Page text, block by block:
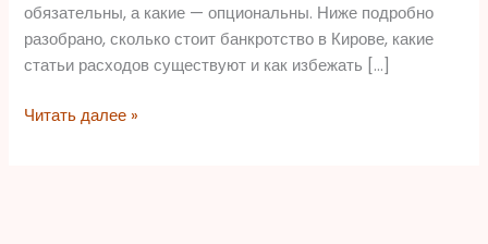
обязательны, а какие — опциональны. Ниже подробно
разобрано, сколько стоит банкротство в Кирове, какие
статьи расходов существуют и как избежать […]
оптимальный
вариант
Читать далее »